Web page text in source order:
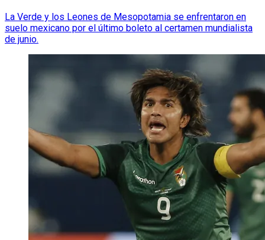
La Verde y los Leones de Mesopotamia se enfrentaron en
suelo mexicano por el último boleto al certamen mundialista
de junio.